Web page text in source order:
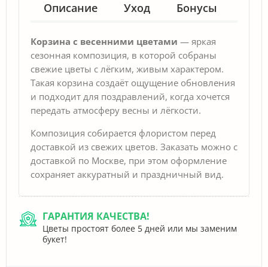
Описание Уход Бонусы
Корзина с весенними цветами — яркая
сезонная композиция, в которой собраны
свежие цветы с лёгким, живым характером.
Такая корзина создаёт ощущение обновления
и подходит для поздравлений, когда хочется
передать атмосферу весны и лёгкости.
Композиция собирается флористом перед
доставкой из свежих цветов. Заказать можно с
доставкой по Москве, при этом оформление
сохраняет аккуратный и праздничный вид.
ГАРАНТИЯ КАЧЕСТВА!
Цветы простоят более 5 дней или мы заменим
букет!